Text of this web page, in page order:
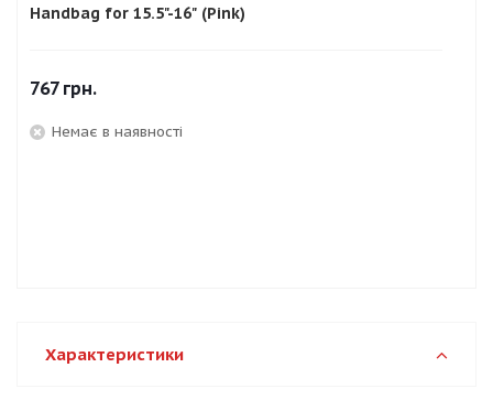
Handbag for 15.5"-16" (Pink)
767грн.
Немає в наявності
Характеристики